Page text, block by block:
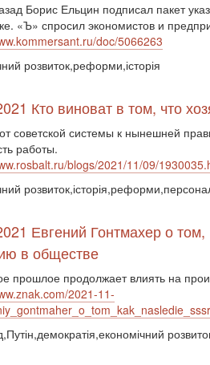
Борис Ельцин подписал пакет
«Ъ» спросил экономистов и
doc/5066263
розвиток,реформи,історія
Кто виноват в том, что
советской системы к нынешней
работы.
blogs/2021/11/09/
Евгений Гонтмахер о
в обществе
прошлое продолжает влиять на
2021-11-